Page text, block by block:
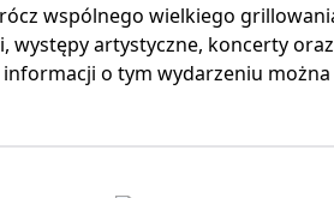
wspólnego wielkiego
występy artystyczne, koncerty
o tym wydarzeniu